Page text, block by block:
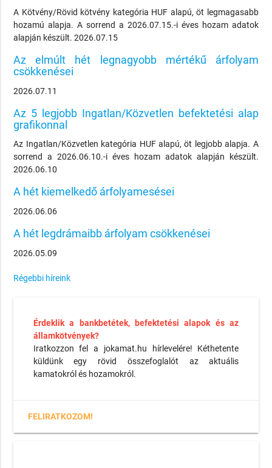
A Kötvény/Rövid kötvény kategória HUF alapú, öt legmagasabb
hozamú alapja. A sorrend a 2026.07.15.-i éves hozam adatok
alapján készült. 2026.07.15
Az elmúlt hét legnagyobb mértékű árfolyam
csökkenései
2026.07.11
Az 5 legjobb Ingatlan/Közvetlen befektetési alap
grafikonnal
Az Ingatlan/Közvetlen kategória HUF alapú, öt legjobb alapja. A
sorrend a 2026.06.10.-i éves hozam adatok alapján készült.
2026.06.10
A hét kiemelkedő árfolyamesései
2026.06.06
A hét legdrámaibb árfolyam csökkenései
2026.05.09
Régebbi híreink
Érdeklik a bankbetétek, befektetési alapok és az
államkötvények?
Iratkozzon fel a jokamat.hu hírlevelére! Kéthetente
küldünk egy rövid összefoglalót az aktuális
kamatokról és hozamokról.
FELIRATKOZOM!